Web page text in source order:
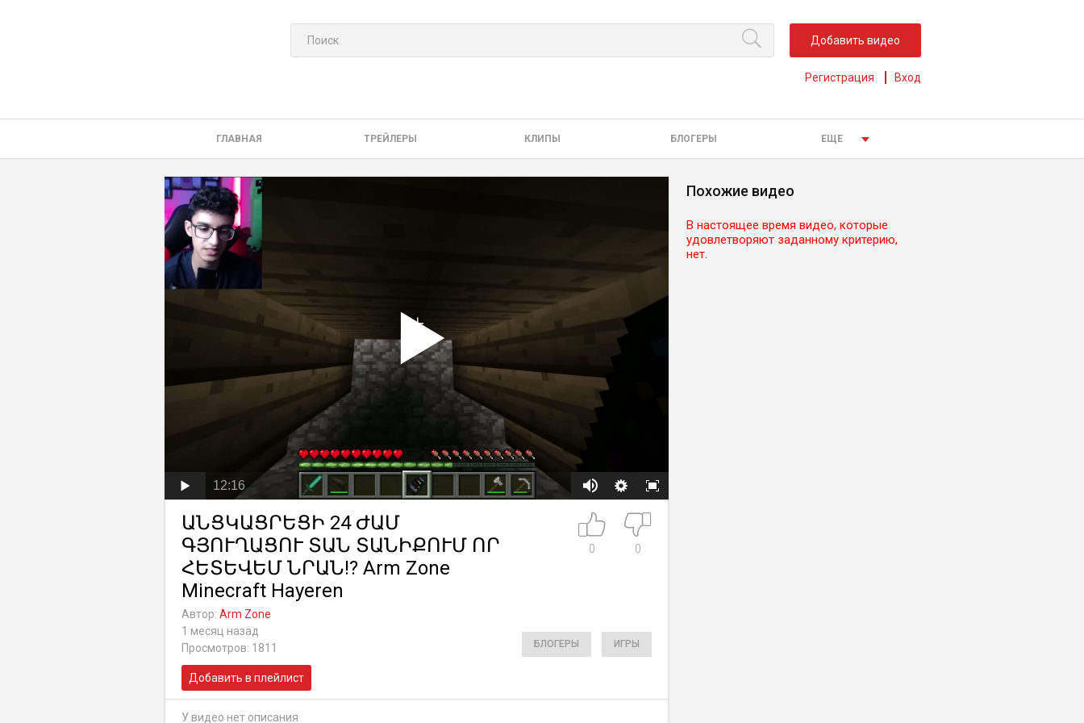
Добавить видео
Регистрация Вход
ГЛАВНАЯ ТРЕЙЛЕРЫ КЛИПЫ БЛОГЕРЫ ЕЩЕ
Похожие видео
В настоящее время видео, которые
удовлетворяют заданному критерию,
нет.
12:16
ԱՆՑԿԱՑՐԵՑԻ 24 ԺԱՄ
ԳՅՈՒՂԱՑՈՒ ՏԱՆ ՏԱՆԻՔՈՒՄ ՈՐ
ՀԵՏԵՎԵՄ ՆՐԱՆ!? Arm Zone
Minecraft Hayeren
0 0
Автор: Arm Zone
1 месяц назад
Просмотров: 1811
БЛОГЕРЫ ИГРЫ
Добавить в плейлист
У видео нет описания